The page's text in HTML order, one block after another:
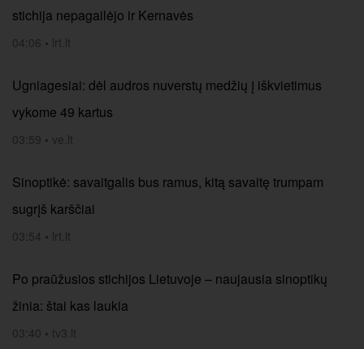
stichija nepagailėjo ir Kernavės
04:06 • lrt.lt
Ugniagesiai: dėl audros nuverstų medžių į iškvietimus
vykome 49 kartus
03:59 • ve.lt
Sinoptikė: savaitgalis bus ramus, kitą savaitę trumpam
sugrįš karščiai
03:54 • lrt.lt
Po praūžusios stichijos Lietuvoje – naujausia sinoptikų
žinia: štai kas laukia
03:40 • tv3.lt